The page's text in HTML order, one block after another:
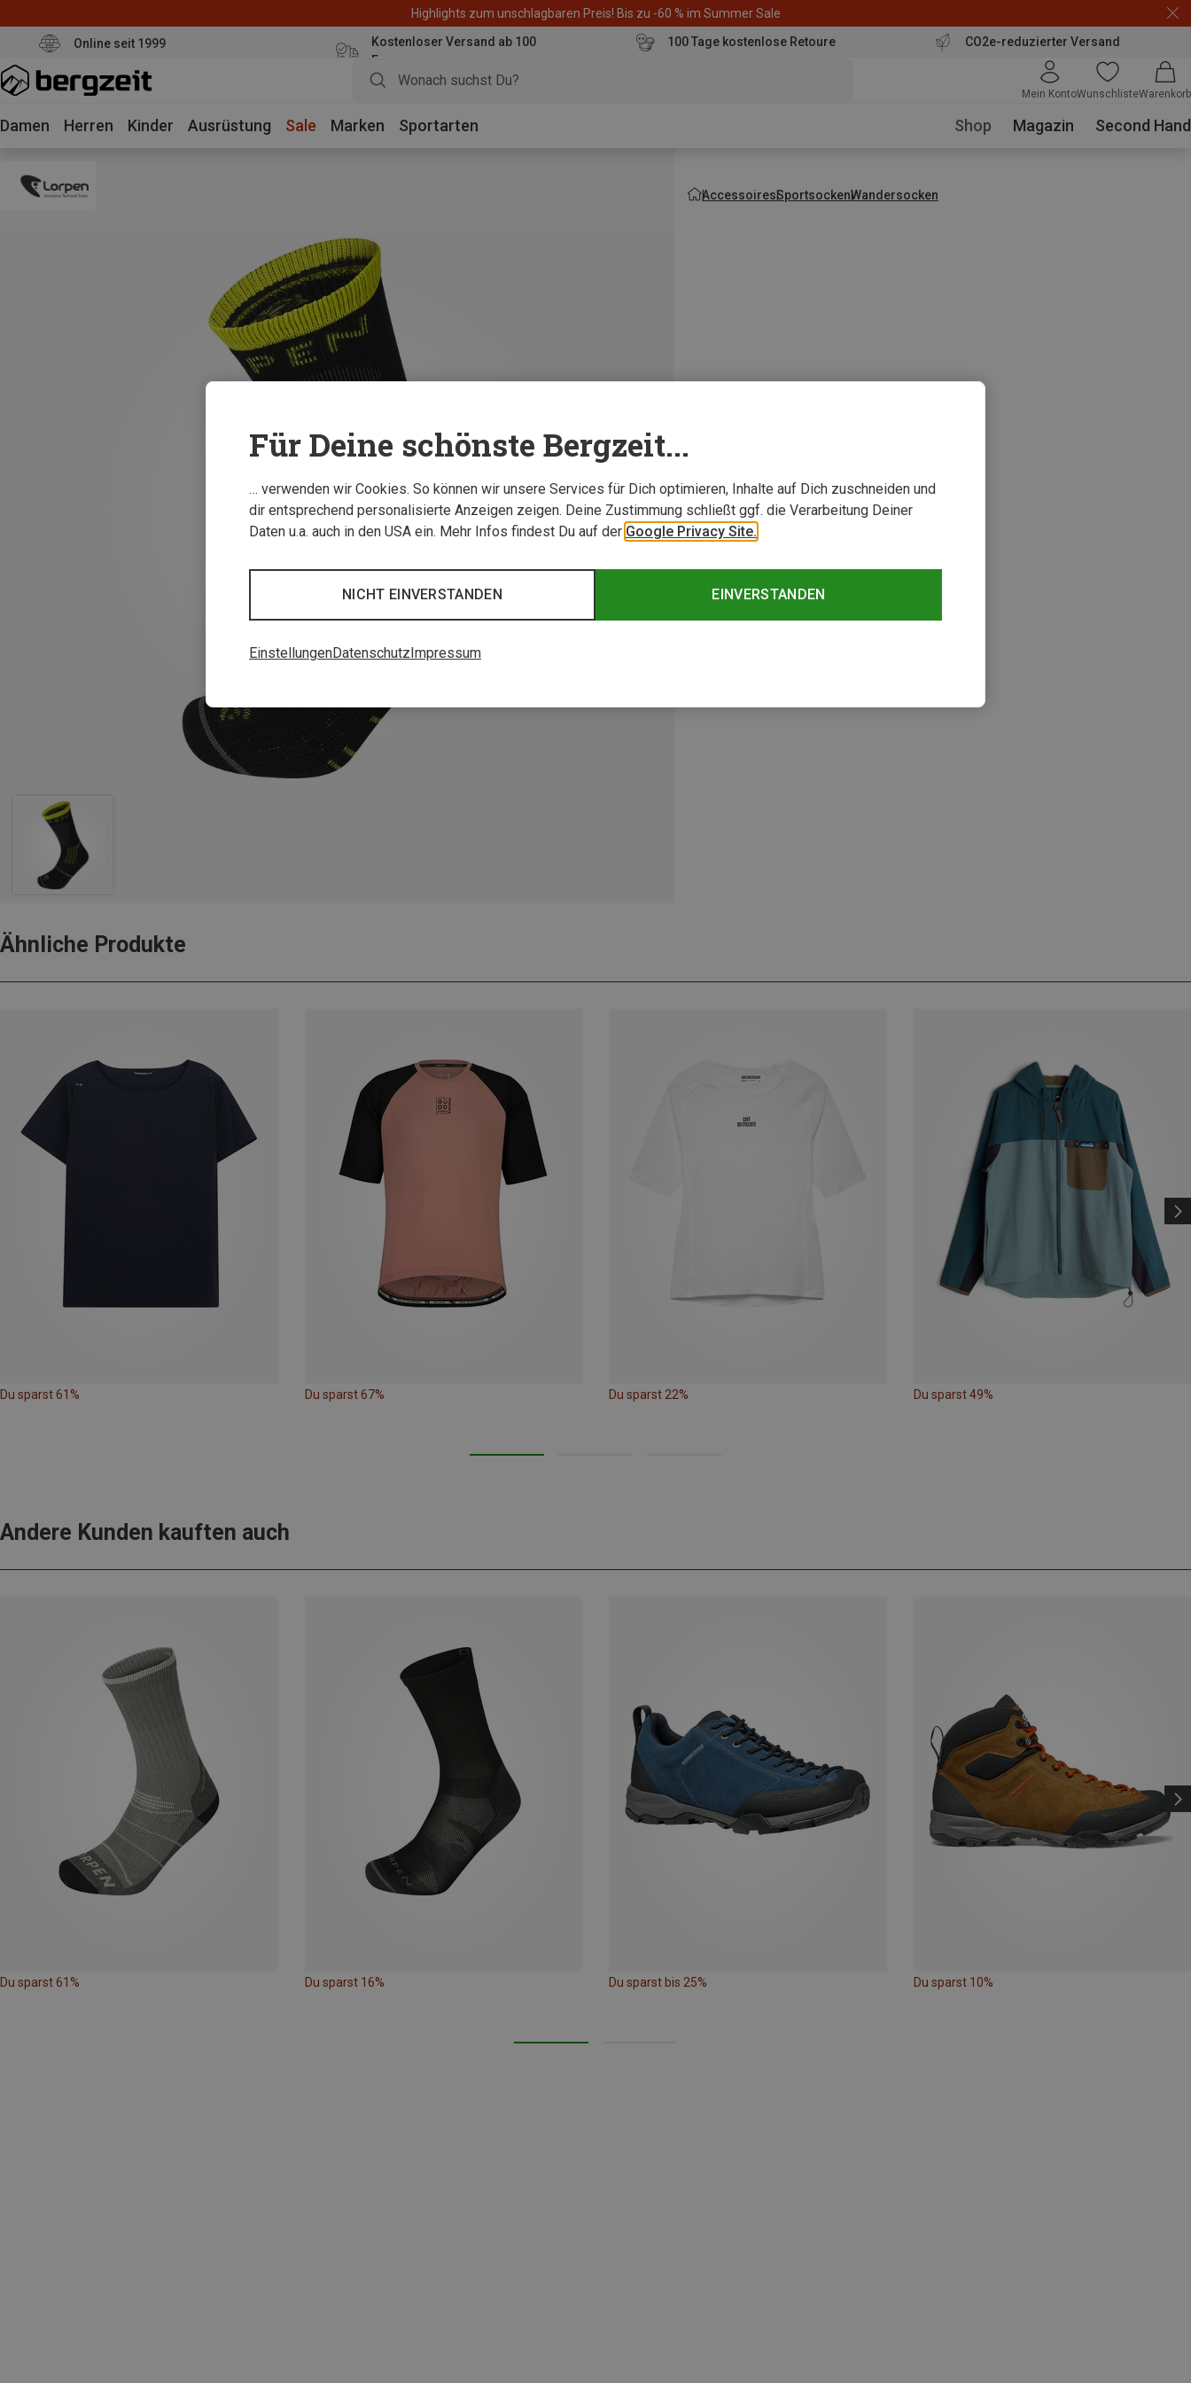
Highlights zum unschlagbaren Preis! Bis zu -60 % im Summer Sale
Online seit 1999
Kostenloser Versand ab 100
Euro
100 Tage kostenlose Retoure CO2e-reduzierter Versand
Mein KontoWunschlisteWarenkorb
Damen Herren Kinder Ausrüstung Sale Marken Sportarten Shop Magazin Second Hand
AccessoiresSportsockenWandersocken
Ähnliche Produkte
Du sparst 61% Du sparst 67% Du sparst 22% Du sparst 49%
Andere Kunden kauften auch
Du sparst 61% Du sparst 16% Du sparst bis 25% Du sparst 10%
Für Deine schönste Bergzeit...
… verwenden wir Cookies. So können wir unsere Services für Dich optimieren, Inhalte auf Dich zuschneiden und
dir entsprechend personalisierte Anzeigen zeigen. Deine Zustimmung schließt ggf. die Verarbeitung Deiner
Daten u.a. auch in den USA ein. Mehr Infos findest Du auf der Google Privacy Site.
EINVERSTANDEN
NICHT EINVERSTANDEN
EinstellungenDatenschutz Impressum